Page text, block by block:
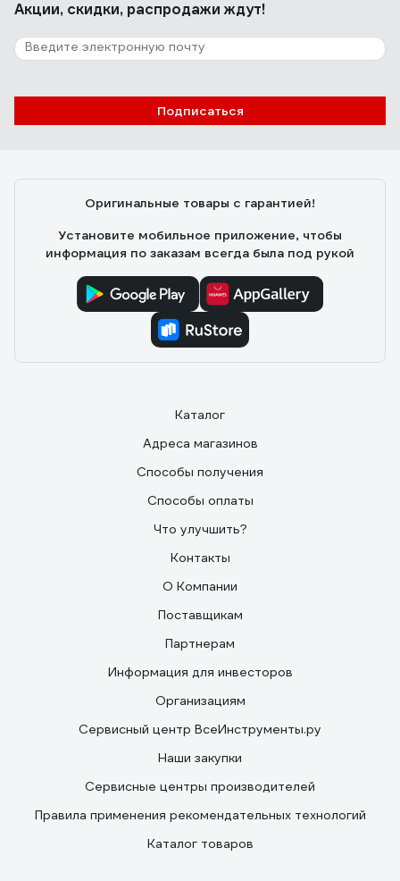
Акции, скидки, распродажи ждут!
Подписаться
Оригинальные товары с гарантией!
Установите мобильное приложение, чтобы
информация по заказам всегда была под рукой
Каталог
Адреса магазинов
Способы получения
Способы оплаты
Что улучшить?
Контакты
О Компании
Поставщикам
Партнерам
Информация для инвесторов
Организациям
Сервисный центр ВсеИнструменты.ру
Наши закупки
Сервисные центры производителей
Правила применения рекомендательных технологий
Каталог товаров